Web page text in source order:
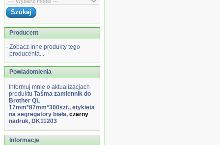
Producent
- Zobacz inne produkty tego
producenta...
Powiadomienia
Informuj mnie o aktualizacjach
produktu Taśma zamiennik do
Brother QL
17mm*87mm*300szt., etykieta
na segregatory biała, czarny
nadruk, DK11203
Informacje